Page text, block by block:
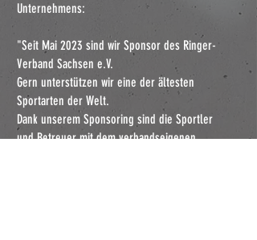
Unternehmens:
"Seit Mai 2023 sind wir Sponsor des Ringer-
Verband Sachsen e.V.
Gern unterstützen wir eine der ältesten
Sportarten der Welt.
Dank unserem Sponsoring sind die Sportler
und Betreuer mit dem verbandseigenen